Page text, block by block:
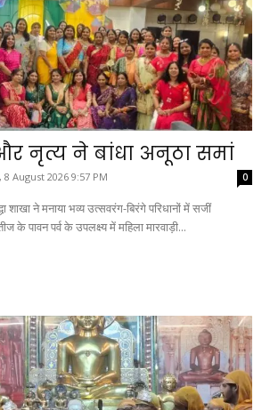
नृत्य ने बांधा अनूठा समां
8 August 2026 9:57 PM 0
शाखा ने मनाया भव्य उत्सवरंग-बिरंगे परिधानों में सजीं
के पावन पर्व के उपलक्ष्य में महिला मारवाड़ी...